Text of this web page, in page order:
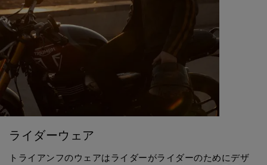
ライダーウェア
トライアンフのウェアはライダーがライダーのためにデザ